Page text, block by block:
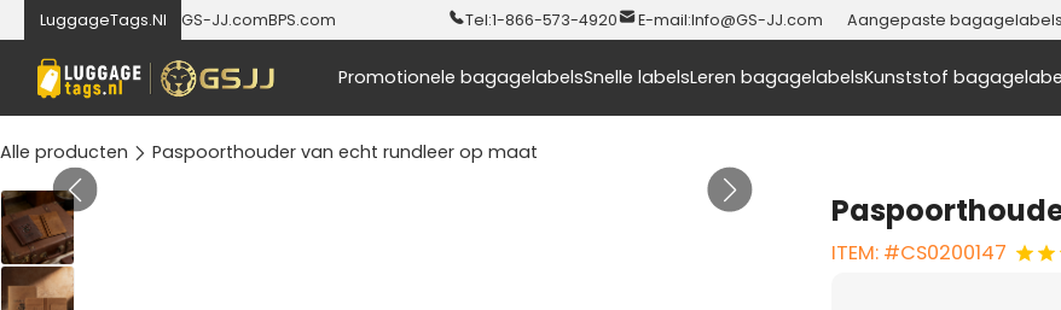
LuggageTags.Nl GS-JJ.comBPS.com Tel:1-866-573-4920 E-mail:Info@GS-JJ.com Aangepaste bagagelabels
Promotionele bagagelabelsSnelle labelsLeren bagagelabelsKunststof
Alle producten Paspoorthouder van echt rundleer op maat
ITEM: #CS0200147